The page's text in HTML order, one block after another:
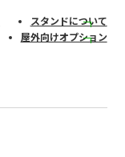
スタンドについて
屋外向けオプション